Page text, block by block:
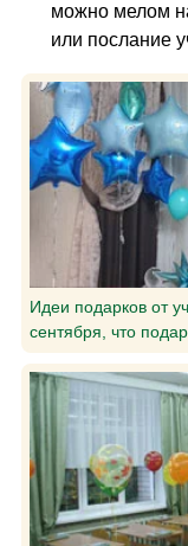
можно мелом
или послание
Идеи подарков от
сентября, что